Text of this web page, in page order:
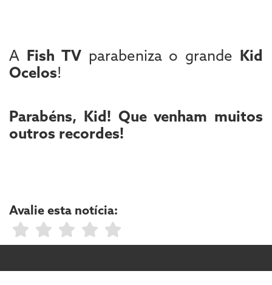
A Fish TVparabeniza o grande Kid
Ocelos!
Parabéns, Kid! Que venham muitos
outros recordes!
Avalie esta notícia: